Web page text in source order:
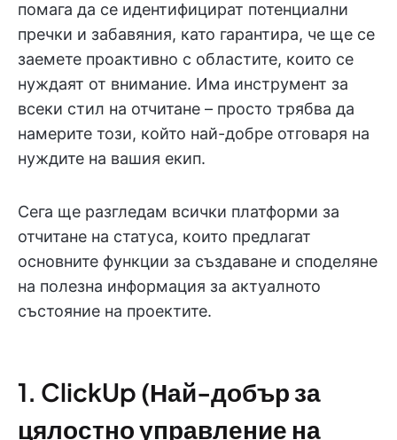
помага да се идентифицират потенциални
пречки и забавяния, като гарантира, че ще се
заемете проактивно с областите, които се
нуждаят от внимание. Има инструмент за
всеки стил на отчитане – просто трябва да
намерите този, който най-добре отговаря на
нуждите на вашия екип.
Сега ще разгледам всички платформи за
отчитане на статуса, които предлагат
основните функции за създаване и споделяне
на полезна информация за актуалното
състояние на проектите.
1. ClickUp (Най-добър за
цялостно управление на